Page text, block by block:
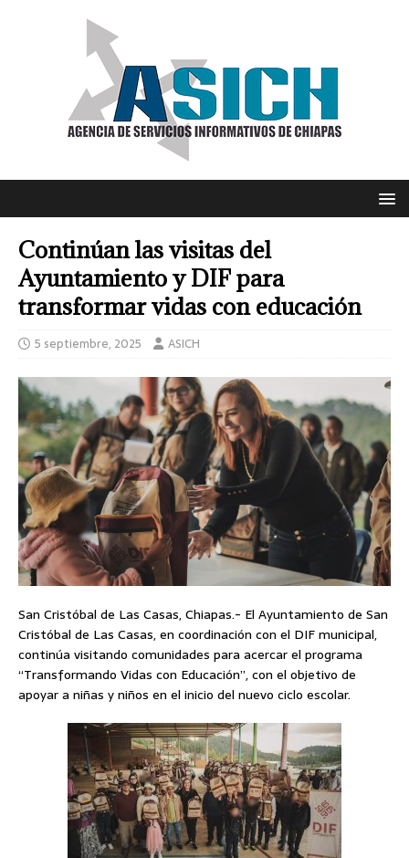
Continúan las visitas del
Ayuntamiento y DIF para
transformar vidas con educación
5 septiembre, 2025 ASICH
San Cristóbal de Las Casas, Chiapas.- El Ayuntamiento de San
Cristóbal de Las Casas, en coordinación con el DIF municipal,
continúa visitando comunidades para acercar el programa
“Transformando Vidas con Educación”, con el objetivo de
apoyar a niñas y niños en el inicio del nuevo ciclo escolar.